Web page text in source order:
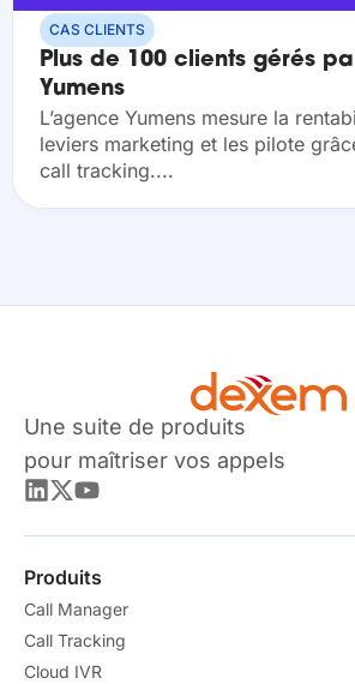
CAS CLIENTS
Plus de 100 clients gérés
Yumens
L’agence Yumens mesure la
leviers marketing et les pilote
call tracking....
Une suite de produits
pour maîtriser vos appels
Produits
Call Manager
Call Tracking
Cloud IVR